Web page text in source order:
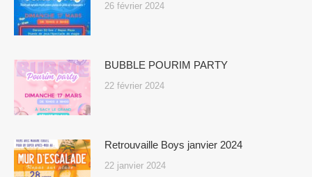
26 février 2024
BUBBLE POURIM PARTY
22 février 2024
Retrouvaille Boys janvier 2024
22 janvier 2024